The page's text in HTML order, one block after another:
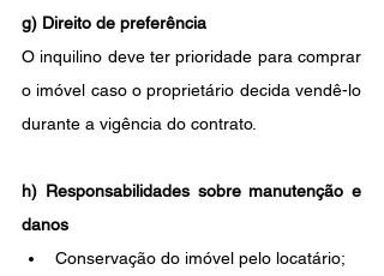
g) Direito de preferência
O inquilino deve ter prioridade para comprar
o imóvel caso o proprietário decida vendê-lo
durante a vigência do contrato.
h) Responsabilidades sobre manutenção e
danos
Conservação do imóvel pelo locatário;